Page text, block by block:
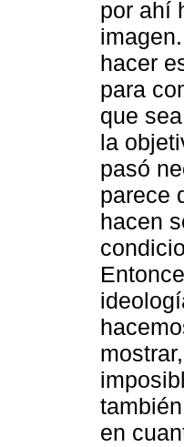
por ahí
hacer
para
que
la
pasó
parece
hacen
en